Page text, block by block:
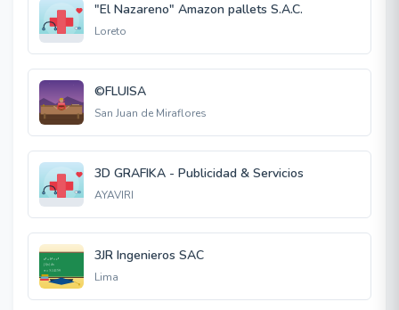
"El Nazareno" Amazon pallets S.A.C.
Loreto
©FLUISA
San Juan de Miraflores
3D GRAFIKA - Publicidad & Servicios
AYAVIRI
3JR Ingenieros SAC
Lima